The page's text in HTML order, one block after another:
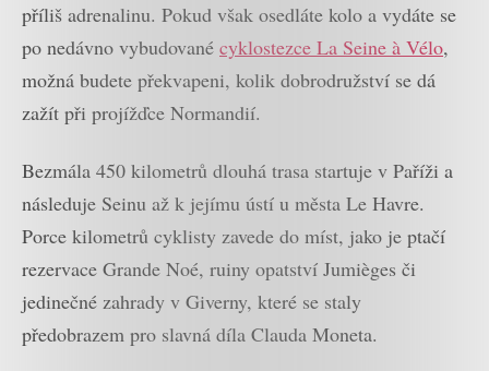
příliš adrenalinu. Pokud však osedláte kolo a vydáte se
po nedávno vybudované cyklostezce La Seine à Vélo,
možná budete překvapeni, kolik dobrodružství se dá
zažít při projížďce Normandií.
Bezmála 450 kilometrů dlouhá trasa startuje v Paříži a
následuje Seinu až k jejímu ústí u města Le Havre.
Porce kilometrů cyklisty zavede do míst, jako je ptačí
rezervace Grande Noé, ruiny opatství Jumièges či
jedinečné zahrady v Giverny, které se staly
předobrazem pro slavná díla Clauda Moneta.